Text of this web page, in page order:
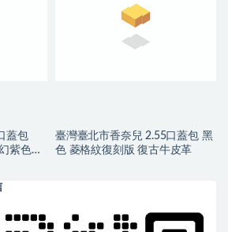
蓋包
紫色小
臺灣臺北市香奈兒 2.55口蓋包 黑
色 菱格紋復刻版 復古牛皮革